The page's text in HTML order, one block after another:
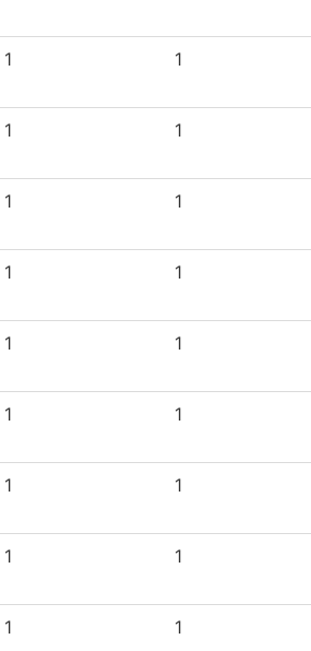
1 1
1 1
1 1
1 1
1 1
1 1
1 1
1 1
1 1